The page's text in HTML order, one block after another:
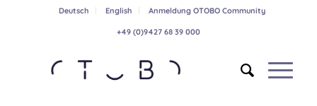
Deutsch English Anmeldung OTOBO Community
+49 (0)9427 68 39 000